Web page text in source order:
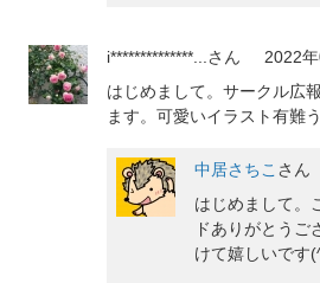
i**************... さん
2022
はじめまして。サークル広
ます。可愛いイラスト有難
中居さちこ さん
はじめまして。
ドありがとうご
けて嬉しいです